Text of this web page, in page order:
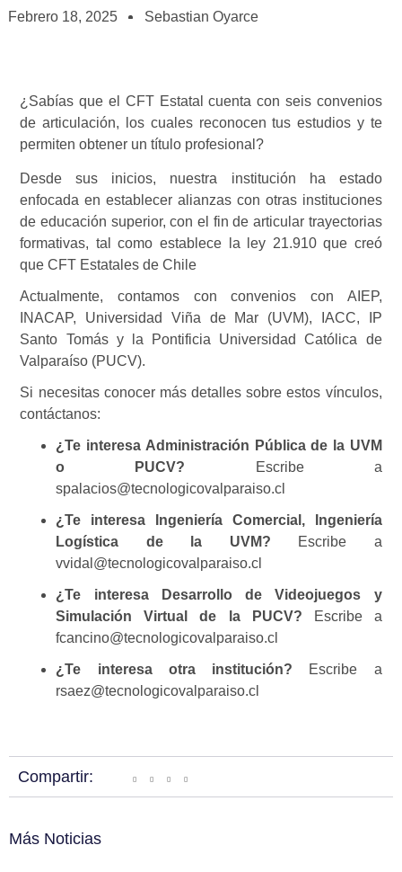
Febrero 18, 2025 Sebastian Oyarce
¿Sabías que el CFT Estatal cuenta con seis convenios
de articulación, los cuales reconocen tus estudios y te
permiten obtener un título profesional?
Desde sus inicios, nuestra institución ha estado
enfocada en establecer alianzas con otras instituciones
de educación superior, con el fin de articular trayectorias
formativas, tal como establece la ley 21.910 que creó
que CFT Estatales de Chile
Actualmente, contamos con convenios con AIEP,
INACAP, Universidad Viña de Mar (UVM), IACC, IP
Santo Tomás y la Pontificia Universidad Católica de
Valparaíso (PUCV).
Si necesitas conocer más detalles sobre estos vínculos,
contáctanos:
¿Te interesa Administración Pública de la UVM
o PUCV? Escribe a
spalacios@tecnologicovalparaiso.cl
¿Te interesa Ingeniería Comercial, Ingeniería
Logística de la UVM? Escribe a
vvidal@tecnologicovalparaiso.cl
¿Te interesa Desarrollo de Videojuegos y
Simulación Virtual de la PUCV? Escribe a
fcancino@tecnologicovalparaiso.cl
¿Te interesa otra institución? Escribe a
rsaez@tecnologicovalparaiso.cl
Compartir:
Más Noticias